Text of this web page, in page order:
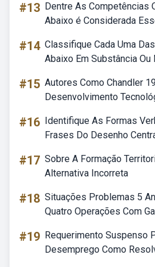
#13 Dentre As Competências
Abaixo é Considerada
#14 Classifique Cada Uma
Abaixo Em Substância Ou
#15 Autores Como Chandler
Desenvolvimento
#16 Identifique As Formas
Frases Do Desenho
#17 Sobre A Formação
Alternativa Incorreta
#18 Situações Problemas 5
Quatro Operações Com
#19 Requerimento Suspenso
Desemprego Como